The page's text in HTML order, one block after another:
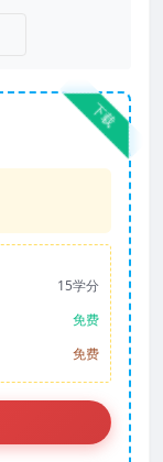
下载
15学分
免费
免费